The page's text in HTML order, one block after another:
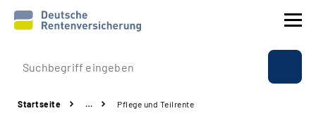
Prävention
Startseite … Pflege und Teilrente